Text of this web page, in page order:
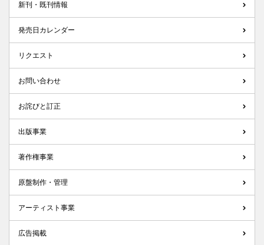
新刊・既刊情報
発売日カレンダー
リクエスト
お問い合わせ
お詫びと訂正
出版事業
著作権事業
原盤制作・管理
アーティスト事業
広告掲載